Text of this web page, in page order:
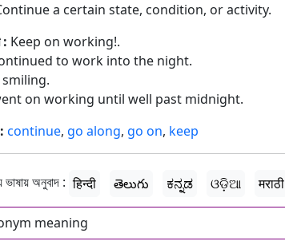
a certain state, condition, or activity.
: Keep on working!.
to work into the night.
smiling.
on working until well past midnight.
continue, go along, go on, keep
অনুবাদ : हिन्दी తెలుగు ಕನ್ನಡ ଓଡ଼ିଆ मराठी
meaning